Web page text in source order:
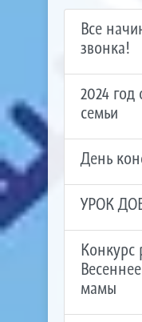
Все
звонка!
2024
семьи
День
УРОК
Конкурс
мамы